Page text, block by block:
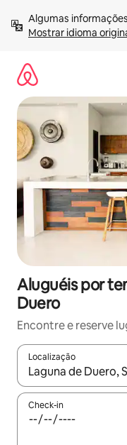
para
Mostrar idioma
Aluguéis por
Duero
Encontre e reserve
Localização
Quando os
Check-in